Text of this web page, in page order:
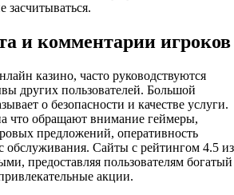
засчитываться.
и комментарии игроков
казино, часто руководствуются
других пользователей. Большой
о безопасности и качестве услуги.
что обращают внимание геймеры,
предложений, оперативность
обслуживания. Сайты с рейтингом 4.5 из
предоставляя пользователям богатый
акции.